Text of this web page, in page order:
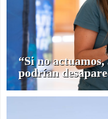
“Si no
podrían